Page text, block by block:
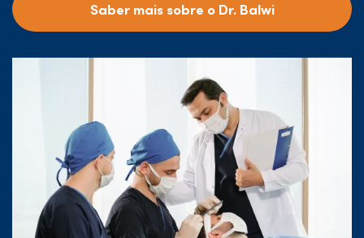
Saber mais sobre o Dr. Balwi